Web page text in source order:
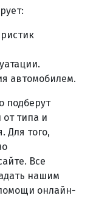
автомобилем.
подберут
типа и
Для того,
Все
нашим
онлайн-